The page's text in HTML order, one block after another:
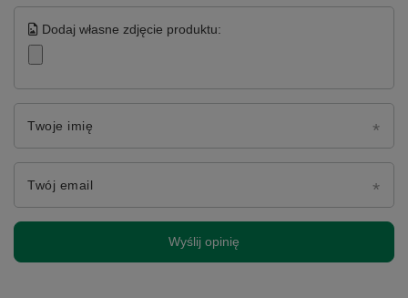
Dodaj własne zdjęcie produktu:
Twoje imię
Twój email
Wyślij opinię